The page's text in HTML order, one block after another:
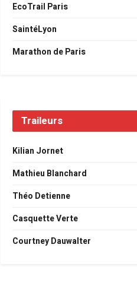
EcoTrail Paris
SaintéLyon
Marathon de Paris
Traileurs
Kilian Jornet
Mathieu Blanchard
Théo Detienne
Casquette Verte
Courtney Dauwalter